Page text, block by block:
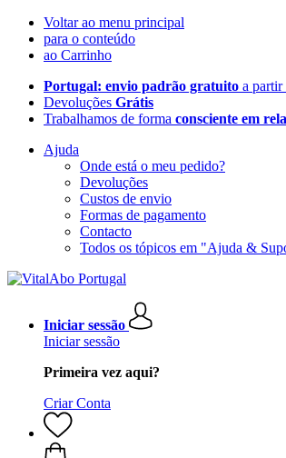
Voltar ao menu principal
para o conteúdo
ao Carrinho
Portugal: envio padrão gratuito a partir
Devoluções Grátis
Trabalhamos de forma consciente em
Ajuda
Onde está o meu pedido?
Devoluções
Custos de envio
Formas de pagamento
Contacto
Todos os tópicos em "Ajuda &
Iniciar sessão
Iniciar sessão
Primeira vez aqui?
Criar Conta